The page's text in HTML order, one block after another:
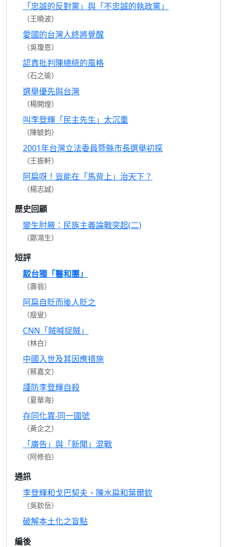
「忠誠的反對黨」與「不忠誠的執政黨」
（王曉波）
愛國的台灣人終將覺醒
（吳瓊恩）
認真批判陳總統的風格
（石之瑜）
選舉優先與台灣
（楊開煌）
叫李登輝「民主先生」太沉重
（陳毓鈞）
2001年台灣立法委員暨縣市長選舉初探
（王振軒）
阿扁呀！豈能在「馬背上」治天下？
（楊志誠）
歷史回顧
變生肘腋：民族主義論戰突起(二)
（鄭鴻生）
短評
駁台獨「醫和團」
（壽翁）
阿扁自貶而後人貶之
（瘦叟）
CNN「賊喊捉賊」
（林白）
中國入世及其因應措施
（蔡嘉文）
謹防李登輝自殺
（夏華海）
存同化異‧同一國號
（黃企之）
「廣告」與「新聞」混戰
（阿修伯）
通訊
李登輝和戈巴契夫、陳水扁和葉爾欽
（吳欽岳）
破解本土化之盲點
編後